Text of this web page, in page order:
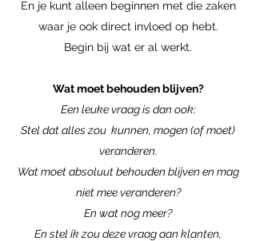
En je kunt alleen beginnen met die zaken
waar je ook direct invloed op hebt.
Begin bij wat er al werkt.
Wat moet behouden blijven?
Een leuke vraag is dan ook:
Stel dat alles zou kunnen, mogen (of moet)
veranderen.
Wat moet absoluut behouden blijven en mag
niet mee veranderen?
En wat nog meer?
En stel ik zou deze vraag aan klanten,